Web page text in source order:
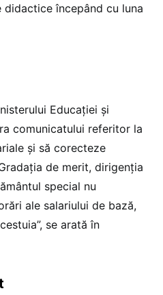
începând cu luna
Educației și
comunicatului referitor la
și să corecteze
de merit, dirigenția
special nu
ale salariului de bază,
se arată în